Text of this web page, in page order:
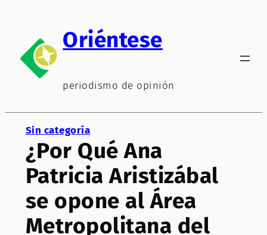
contenido
Oriéntese
periodismo de opinión
Sin categoría
¿Por Qué Ana
Patricia Aristizábal
se opone al Área
Metropolitana del